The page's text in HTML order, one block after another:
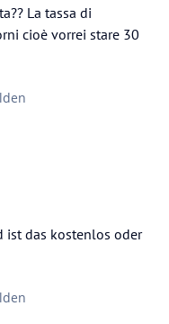
La tassa di
cioè vorrei stare 30
ist das kostenlos oder